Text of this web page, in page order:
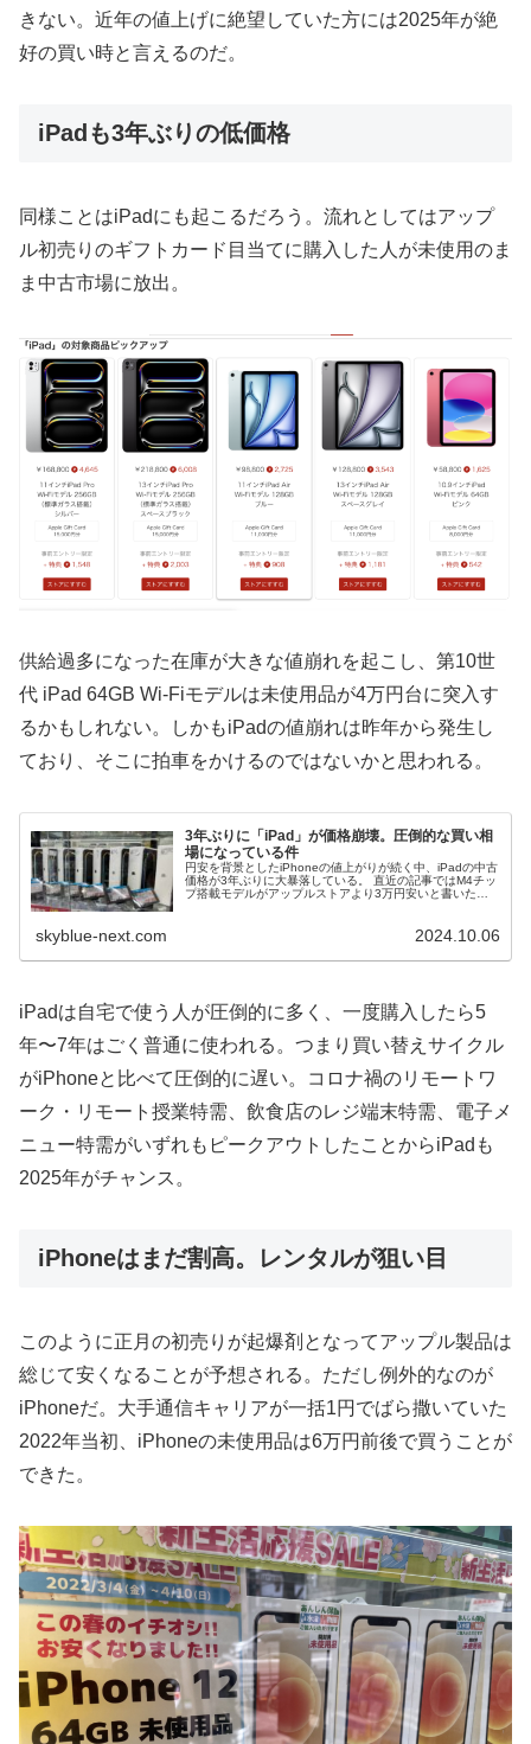
きない。近年の値上げに絶望していた方には2025年が絶
好の買い時と言えるのだ。
iPadも3年ぶりの低価格
同様ことはiPadにも起こるだろう。流れとしてはアップ
ル初売りのギフトカード目当てに購入した人が未使用のま
ま中古市場に放出。
供給過多になった在庫が大きな値崩れを起こし、第10世
代 iPad 64GB Wi-Fiモデルは未使用品が4万円台に突入す
るかもしれない。しかもiPadの値崩れは昨年から発生し
ており、そこに拍車をかけるのではないかと思われる。
3年ぶりに「iPad」が価格崩壊。圧倒的な買い相
場になっている件
円安を背景としたiPhoneの値上がりが続く中、iPadの中古
価格が3年ぶりに大暴落している。 直近の記事ではM4チッ
プ搭載モデルがアップルストアより3万円安いと書いたば
skyblue-next.com 2024.10.06
iPadは自宅で使う人が圧倒的に多く、一度購入したら5
年〜7年はごく普通に使われる。つまり買い替えサイクル
がiPhoneと比べて圧倒的に遅い。コロナ禍のリモートワ
ーク・リモート授業特需、飲食店のレジ端末特需、電子メ
ニュー特需がいずれもピークアウトしたことからiPadも
2025年がチャンス。
iPhoneはまだ割高。レンタルが狙い目
このように正月の初売りが起爆剤となってアップル製品は
総じて安くなることが予想される。ただし例外的なのが
iPhoneだ。大手通信キャリアが一括1円でばら撒いていた
2022年当初、iPhoneの未使用品は6万円前後で買うことが
できた。